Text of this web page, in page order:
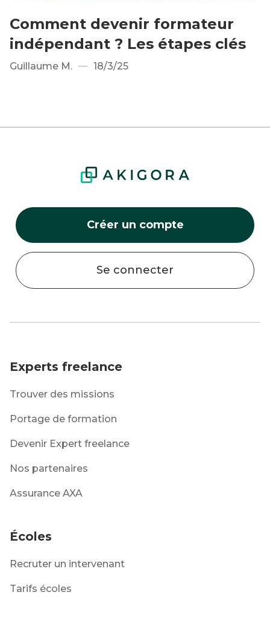
Comment devenir formateur
indépendant ? Les étapes clés
Guillaume M. 18/3/25
Créer un compte
Se connecter
Experts freelance
Trouver des missions
Portage de formation
Devenir Expert freelance
Nos partenaires
Assurance AXA
Écoles
Recruter un intervenant
Tarifs écoles